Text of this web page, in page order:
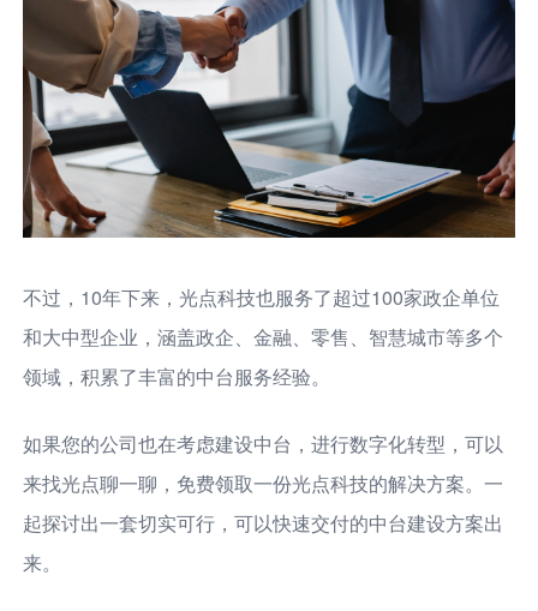
不过，10年下来，光点科技也服务了超过100家政企单位
和大中型企业，涵盖政企、金融、零售、智慧城市等多个
领域，积累了丰富的中台服务经验。
如果您的公司也在考虑建设中台，进行数字化转型，可以
来找光点聊一聊，免费领取一份光点科技的解决方案。一
起探讨出一套切实可行，可以快速交付的中台建设方案出
来。